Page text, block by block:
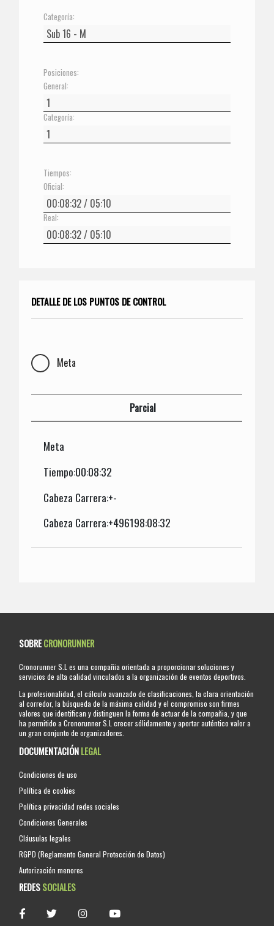
Categoría:
Posiciones:
General:
Categoría:
Tiempos:
Oficial:
Real:
DETALLE DE LOS PUNTOS DE CONTROL
Meta
Parcial
Meta
Tiempo:00:08:32
Cabeza Carrera:+-
Cabeza Carrera:+496198:08:32
SOBRECRONORUNNER
Cronorunner S.L es una compañia orientada a proporcionar soluciones y
servicios de alta calidad vinculados a la organización de eventos deportivos.
La profesionalidad, el cálculo avanzado de clasificaciones, la clara orientación
al corredor, la búsqueda de la máxima calidad y el compromiso son firmes
valores que identifican y distinguen la forma de actuar de la compañia, y que
ha permitido a Cronorunner S.L crecer sólidamente y aportar auténtico valor a
un gran conjunto de organizadores.
DOCUMENTACIÓNLEGAL
Condiciones de uso
Política de cookies
Política privacidad redes sociales
Condiciones Generales
Cláusulas legales
RGPD (Reglamento General Protección de Datos)
Autorización menores
REDESSOCIALES